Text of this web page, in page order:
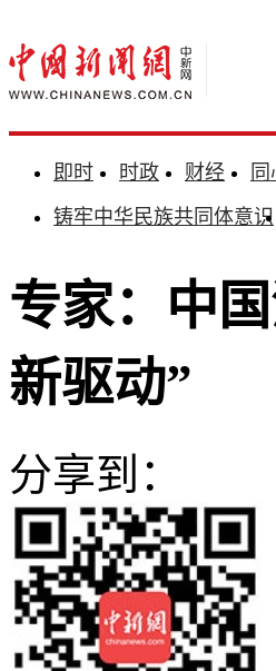
即时 时政 财经
铸牢中华民族共同体意识
专家：中
新驱动”
分享到：